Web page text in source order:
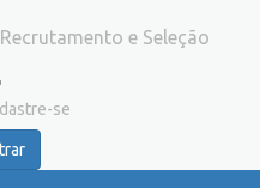
Recrutamento e Seleção
se